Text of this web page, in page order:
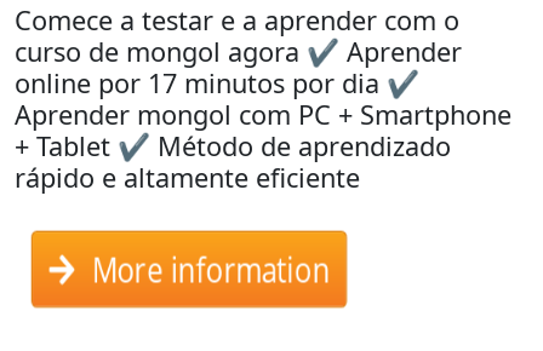
Comece a testar e a aprender com o
curso de mongol agora ✔ Aprender
online por 17 minutos por dia ✔
Aprender mongol com PC + Smartphone
+ Tablet ✔ Método de aprendizado
rápido e altamente eficiente
More information